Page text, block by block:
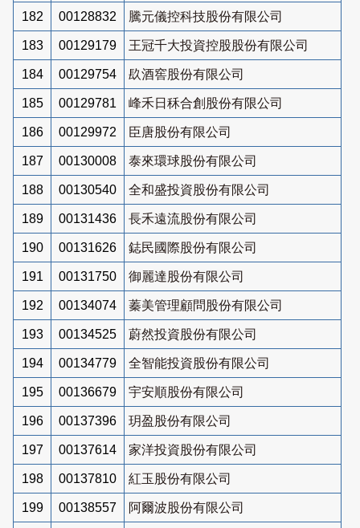
182 00128832 騰元儀控科技股份有限公司
183 00129179 王冠千大投資控股股份有限公司
184 00129754 镹酒窖股份有限公司
185 00129781 峰禾日秝合創股份有限公司
186 00129972 臣唐股份有限公司
187 00130008 泰來環球股份有限公司
188 00130540 全和盛投資股份有限公司
189 00131436 長禾遠流股份有限公司
190 00131626 鋕民國際股份有限公司
191 00131750 御麗達股份有限公司
192 00134074 蓁美管理顧問股份有限公司
193 00134525 蔚然投資股份有限公司
194 00134779 全智能投資股份有限公司
195 00136679 宇安順股份有限公司
196 00137396 玥盈股份有限公司
197 00137614 家洋投資股份有限公司
198 00137810 紅玉股份有限公司
199 00138557 阿爾波股份有限公司